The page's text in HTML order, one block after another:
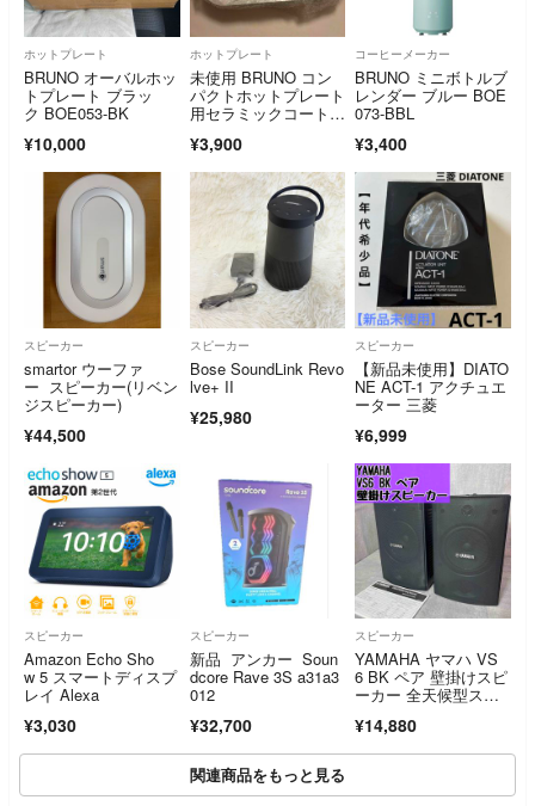
ホットプレート
BRUNO オーバルホッ
トプレート ブラッ
ク BOE053-BK
¥10,000
ホットプレート
未使用 BRUNO コン
パクトホットプレート
用セラミックコート
¥3,900
コーヒーメーカー
BRUNO ミニボトルブ
レンダー ブルー BOE
073-BBL
¥3,400
スピーカー
smartor ウーファ
ー スピーカー(リベン
ジスピーカー)
¥44,500
スピーカー
Bose SoundLink Revo
lve+ II
¥25,980
スピーカー
【新品未使用】DIATO
NE ACT-1 アクチュエ
ーター 三菱
¥6,999
スピーカー
Amazon Echo Sho
w 5 スマートディスプ
レイ Alexa
¥3,030
スピーカー
新品 アンカー Soun
dcore Rave 3S a31a3
012
¥32,700
スピーカー
YAMAHA ヤマハ VS
6 BK ペア 壁掛けスピ
ーカー 全天候型スピ
¥14,880
関連商品をもっと見る